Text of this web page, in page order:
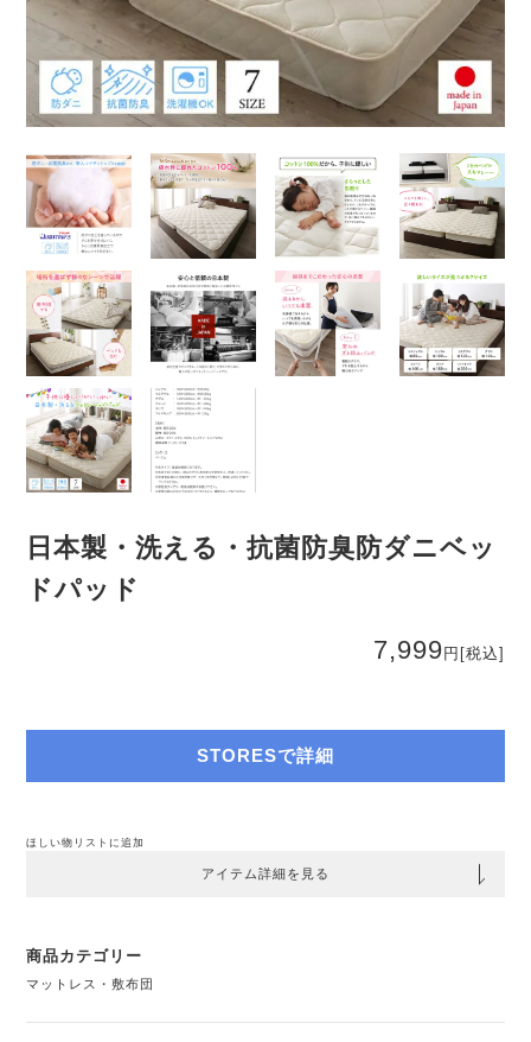
日本製・洗える・抗菌防臭防ダニベッ
ドパッド
7,999円 [税込]
STORESで詳細
ほしい物リストに追加
アイテム詳細を見る
商品カテゴリー
マットレス・敷布団